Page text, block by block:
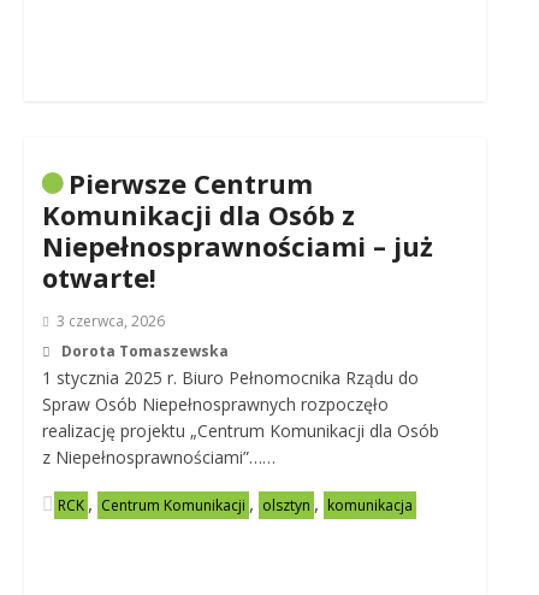
Pierwsze Centrum
Komunikacji dla Osób z
Niepełnosprawnościami – już
otwarte!
3 czerwca, 2026
Dorota Tomaszewska
1 stycznia 2025 r. Biuro Pełnomocnika Rządu do
Spraw Osób Niepełnosprawnych rozpoczęło
realizację projektu „Centrum Komunikacji dla Osób
z Niepełnosprawnościami”……
RCK , Centrum Komunikacji , olsztyn , komunikacja